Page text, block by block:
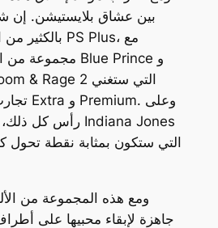
PS Plus، مع
Blue Prince و
& Rage 2
تجارب اللاعبين في فئات Extra Premium. وعلى
رأس كل ذلك، تلوح في الأفق لعبة Indiana Jones
التي ستكون بمثابة نقطة تحول
ومع هذه المجموعة من
جاهزة لإبقاء محبيها على